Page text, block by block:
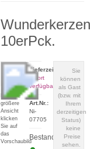
Wunderkerzen
10erPck.
Für eine
größere
Ansicht
klicken
Sie auf
das
Vorschaubild
Sie
können
als Gast
(bzw. mit
Ihrem
derzeitigen
Status)
keine
Preise
sehen.
Lieferzeit:
sofort
verfügbar
Art.Nr.:
Ni-
07705
Bestand: